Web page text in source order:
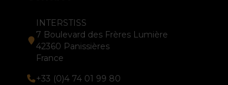
INTERSTISS
7 Boulevard des Frères Lumière
42360 Panissières
France
+33 (0)4 74 01 99 80